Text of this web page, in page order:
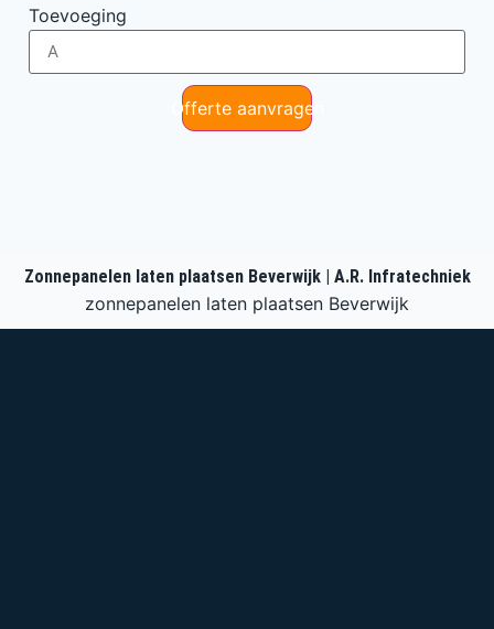
Toevoeging
Offerte aanvragen
Zonnepanelen laten plaatsen Beverwijk | A.R. Infratechniek
zonnepanelen laten plaatsen Beverwijk